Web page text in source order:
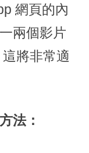
網頁的內
兩個影片
將非常適
法：